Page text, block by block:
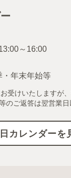
・年末年始等
けいたしますが
のご返答は翌営業日
カレンダーを